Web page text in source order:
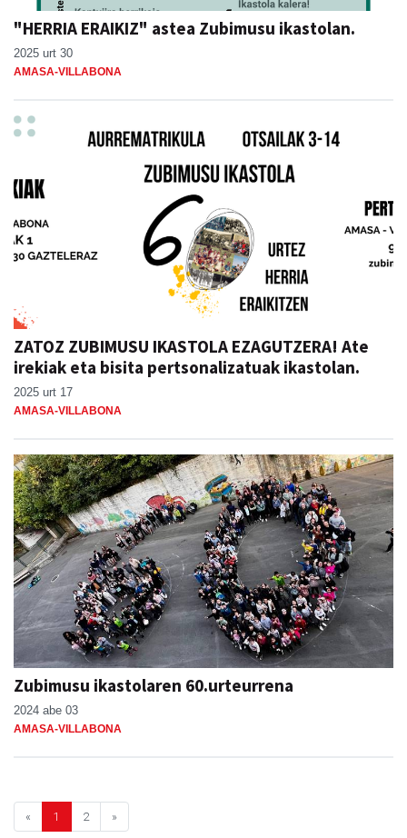
"HERRIA ERAIKIZ" astea Zubimusu ikastolan.
2025 urt 30
AMASA-VILLABONA
ZATOZ ZUBIMUSU IKASTOLA EZAGUTZERA! Ate
irekiak eta bisita pertsonalizatuak ikastolan.
2025 urt 17
AMASA-VILLABONA
Zubimusu ikastolaren 60.urteurrena
2024 abe 03
AMASA-VILLABONA
« 1 2 »